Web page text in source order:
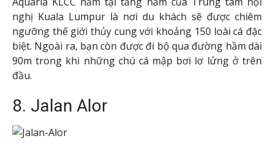
nghị Kuala Lumpur là nơi du khách sẽ được chiêm
ngưỡng thế giới thủy cung với khoảng 150 loài cá đặc
biệt. Ngoài ra, bạn còn được đi bộ qua đường hầm dài
90m trong khi những chú cá mập bơi lơ lửng ở trên
đầu.
8. Jalan Alor